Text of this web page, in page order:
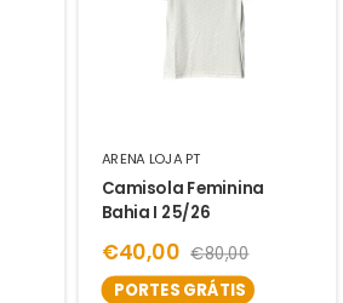
ARENA LOJA PT
Camisola Feminina
Bahia I 25/26
€40,00 €80,00
PORTES GRÁTIS